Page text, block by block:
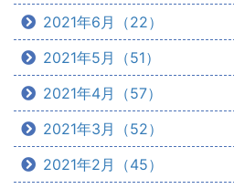
2021年6月（22）
2021年5月（51）
2021年4月（57）
2021年3月（52）
2021年2月（45）